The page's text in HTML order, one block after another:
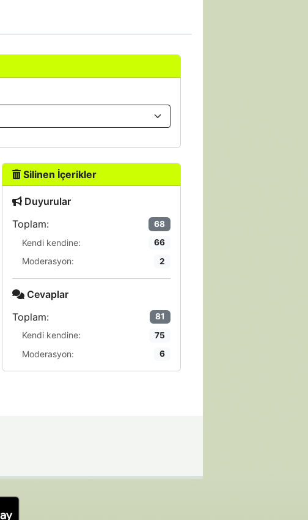
Silinen İçerikler
Duyurular
Toplam:
68
Kendi kendine: 66
Moderasyon: 2
Cevaplar
Toplam:
81
Kendi kendine: 75
Moderasyon: 6